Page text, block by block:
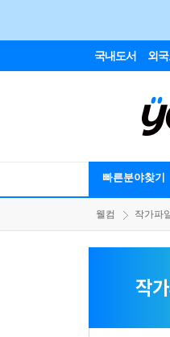
국내도서 외
빠른분야찾기
웰컴 작가파일
작